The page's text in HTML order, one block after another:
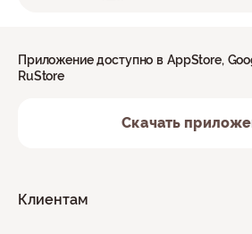
Клиентам
Приложение доступно в AppStore,
RuStore
Скачать